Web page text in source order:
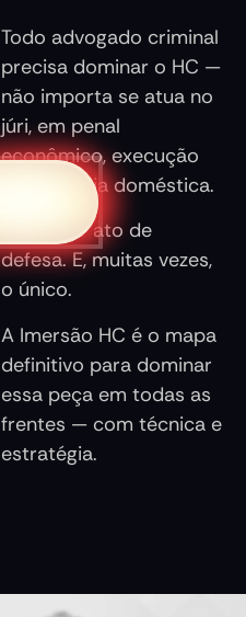
Todo advogado criminal
precisa dominar o HC —
não importa se atua no
júri, em penal
econômico, execução
ou violência doméstica.
É o maior ato de
defesa. E, muitas vezes,
o único.
A Imersão HC é o mapa
definitivo para dominar
essa peça em todas as
frentes — com técnica e
estratégia.